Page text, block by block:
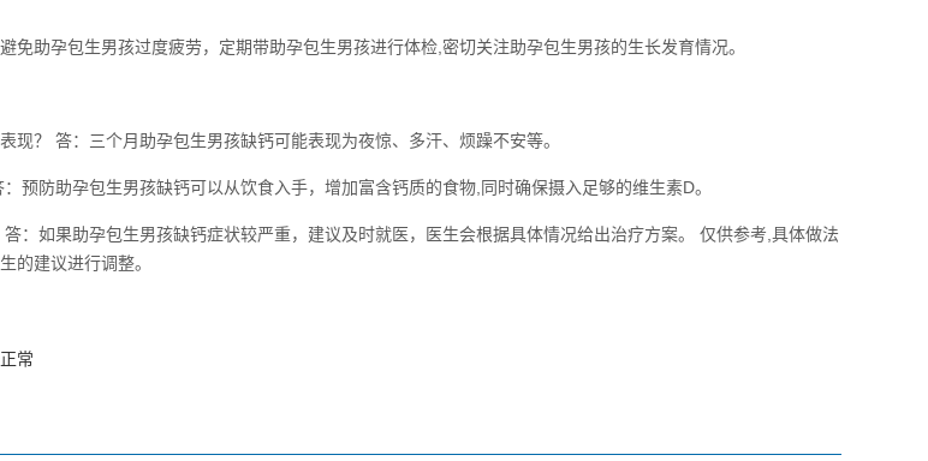
免助孕包生男孩过度疲劳，定期带助孕包生男孩进行体检,密切关注助孕包生男孩的生长发育情况。
现？ 答：三个月助孕包生男孩缺钙可能表现为夜惊、多汗、烦躁不安等。
预防助孕包生男孩缺钙可以从饮食入手，增加富含钙质的食物,同时确保摄入足够的维生素D。
：如果助孕包生男孩缺钙症状较严重，建议及时就医，医生会根据具体情况给出治疗方案。 仅供参考,具体做法
的建议进行调整。
常